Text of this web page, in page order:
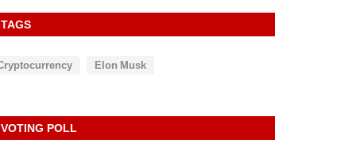
TAGS
Elon Musk
VOTING POLL